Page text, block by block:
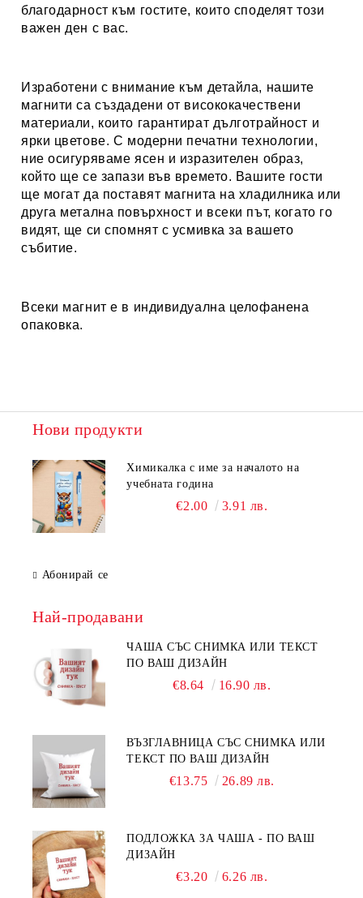
благодарност към гостите, които споделят този
важен ден с вас.
Изработени с внимание към детайла, нашите
магнити са създадени от висококачествени
материали, които гарантират дълготрайност и
ярки цветове. С модерни печатни технологии,
ние осигуряваме ясен и изразителен образ,
който ще се запази във времето. Вашите гости
ще могат да поставят магнита на хладилника или
друга метална повърхност и всеки път, когато го
видят, ще си спомнят с усмивка за вашето
събитие.
Всеки магнит е в индивидуална целофанена
опаковка.
Нови продукти
Химикалка с име за началото на
учебната година
€2.00 3.91 лв.
Абонирай се
Най-продавани
ЧАША СЪС СНИМКА ИЛИ ТЕКСТ
ПО ВАШ ДИЗАЙН
€8.64 16.90 лв.
ВЪЗГЛАВНИЦА СЪС СНИМКА ИЛИ
ТЕКСТ ПО ВАШ ДИЗАЙН
€13.75 26.89 лв.
ПОДЛОЖКА ЗА ЧАША - ПО ВАШ
ДИЗАЙН
€3.20 6.26 лв.